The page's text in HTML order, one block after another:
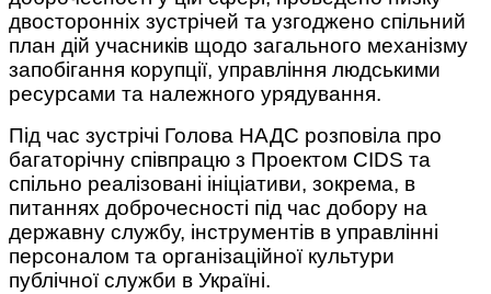
двосторонніх зустрічей та узгоджено спільний
план дій учасників щодо загального механізму
запобігання корупції, управління людськими
ресурсами та належного урядування.
Під час зустрічі Голова НАДС розповіла про
багаторічну співпрацю з Проектом CIDS та
спільно реалізовані ініціативи, зокрема, в
питаннях доброчесності під час добору на
державну службу, інструментів в управлінні
персоналом та організаційної культури
публічної служби в Україні.